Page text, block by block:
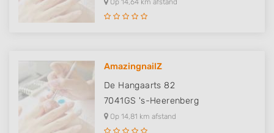
Op 14,64 km afstand
AmazingnailZ
De Hangaarts 82
7041GS 's-Heerenberg
Op 14,81 km afstand